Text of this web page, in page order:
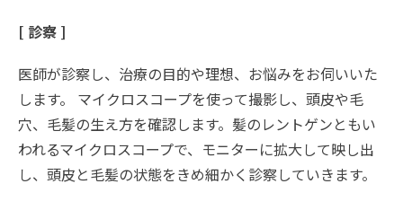
[ 診察 ]
医師が診察し、治療の目的や理想、お悩みをお伺いいた
します。 マイクロスコープを使って撮影し、頭皮や毛
穴、毛髪の生え方を確認します。髪のレントゲンともい
われるマイクロスコープで、モニターに拡大して映し出
し、頭皮と毛髪の状態をきめ細かく診察していきます。